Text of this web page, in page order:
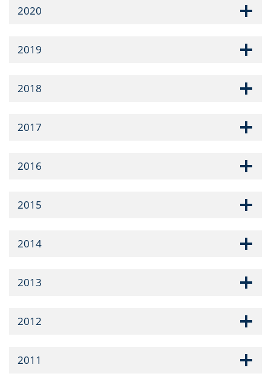
2020
2019
2018
2017
2016
2015
2014
2013
2012
2011